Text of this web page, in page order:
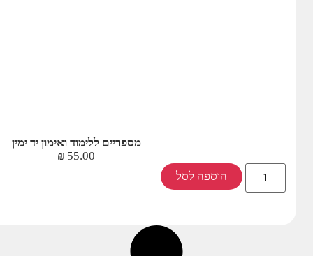
מספריים ללימוד ואימון יד ימין
55.00
₪
הוספה לסל